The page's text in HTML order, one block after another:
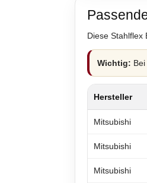
Diese Stahlflex
Wichtig:
Hersteller
Mitsubishi
Mitsubishi
Mitsubishi